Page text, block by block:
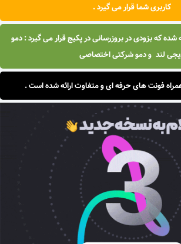
کاربری شما قرار می گیرد .
که بزودی در بروزرسانی در پکیج قرار می گیرد : دمو
لند و دمو شرکتی اختصاصی
فونت های حرفه ای و متفاوت ارائه شده است .